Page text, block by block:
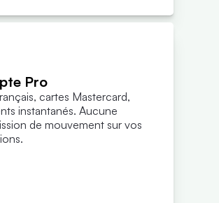
Pro
cartes Mastercard,
instantanés. Aucune
de mouvement sur vos